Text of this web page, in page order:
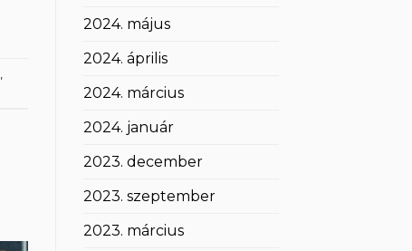
2024. május
2024. április
2024. március
2024. január
2023. december
2023. szeptember
2023. március